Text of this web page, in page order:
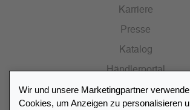
Karriere
Presse
Katalog
Händlerportal
Wir und unsere Marketingpartner
Cookies, um Anzeigen zu personalisieren